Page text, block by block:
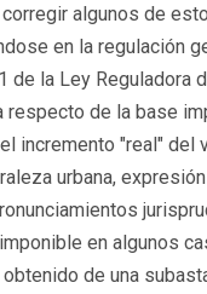
algunos de
en la regulación
de la Ley Reguladora
respecto de la base
incremento "real" del
urbana,
en algunos
de una